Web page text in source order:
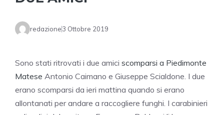
redazione3 Ottobre 2019
Sono stati ritrovati i due amici scomparsi a Piedimonte
Matese Antonio Caimano e Giuseppe Scialdone. I due
erano scomparsi da ieri mattina quando si erano
allontanati per andare a raccogliere funghi. I carabinieri